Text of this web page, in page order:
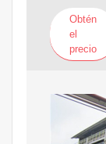
Obtén
el
precio